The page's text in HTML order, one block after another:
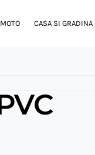
CASA SI GRADINA